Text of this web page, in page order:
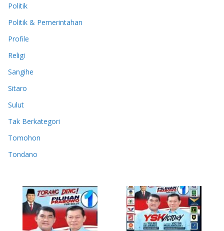
Politik
Politik & Pemerintahan
Profile
Religi
Sangihe
Sitaro
Sulut
Tak Berkategori
Tomohon
Tondano